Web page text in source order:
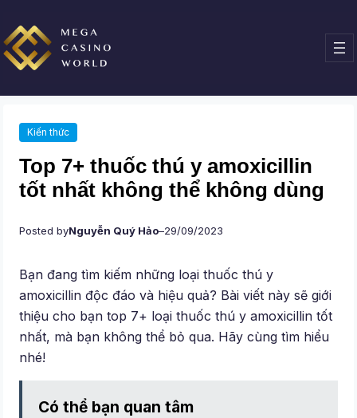
đến
phần
nội
dung
Kiến thức
Top 7+ thuốc thú y amoxicillin
tốt nhất không thể không dùng
Posted byNguyễn Quý Hảo–29/09/2023
Bạn đang tìm kiếm những loại thuốc thú y
amoxicillin độc đáo và hiệu quả? Bài viết này sẽ giới
thiệu cho bạn top 7+ loại thuốc thú y amoxicillin tốt
nhất, mà bạn không thể bỏ qua. Hãy cùng tìm hiểu
nhé!
Có thể bạn quan tâm